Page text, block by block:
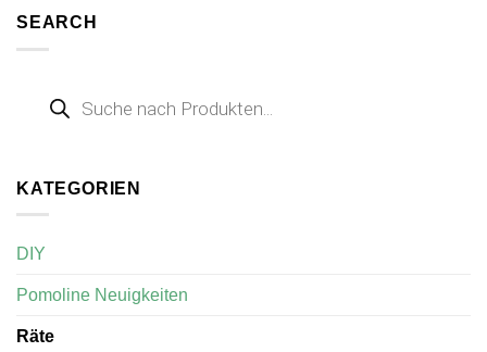
SEARCH
search
KATEGORIEN
DIY
Pomoline Neuigkeiten
Räte